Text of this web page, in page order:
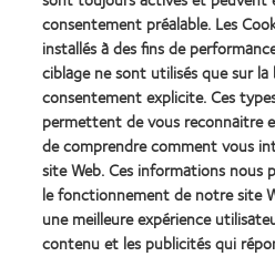
Companies
for
Leaders
(2012)
more
about
ODMA
2011
(2011)
Nos produits
consentement préalable. Les
installés à des fins de
ciblage ne sont utilisés que sur
consentement explicite. Ces
permettent de vous reconnaitre
de comprendre comment vous
site Web. Ces informations nous
le fonctionnement de notre site
une meilleure expérience
contenu et les publicités qui